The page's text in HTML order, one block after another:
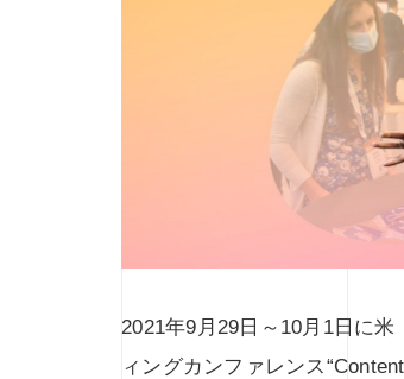
2021年9月29日～10月1日に
ィングカンファレンス